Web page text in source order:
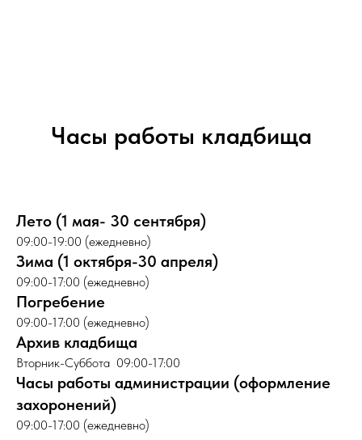
Часы работы кладбища
Лето (1 мая- 30 сентября)
09:00-19:00 (ежедневно)
Зима (1 октября-30 апреля)
09:00-17:00 (ежедневно)
Погребение
09:00-17:00 (ежедневно)
Архив кладбища
Вторник-Суббота 09:00-17:00
Часы работы администрации (оформление
захоронений)
09:00-17:00 (ежедневно)